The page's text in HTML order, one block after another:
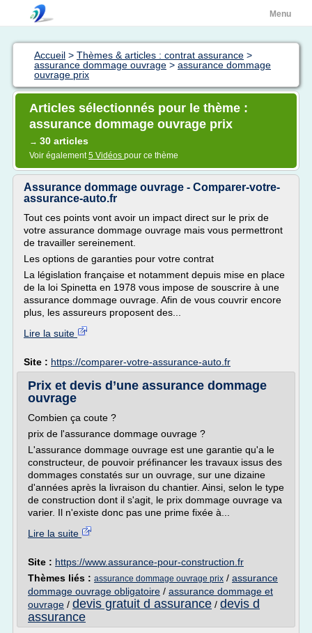
Menu
Accueil > Thèmes & articles : contrat assurance >
assurance dommage ouvrage > assurance dommage
ouvrage prix
Articles sélectionnés pour le thème :
assurance dommage ouvrage prix
→ 30 articles
Voir également5 Vidéos pour ce thème
Assurance dommage ouvrage - Comparer-votre-
assurance-auto.fr
Tout ces points vont avoir un impact direct sur le prix de
votre assurance dommage ouvrage mais vous permettront
de travailler sereinement.
Les options de garanties pour votre contrat
La législation française et notamment depuis mise en place
de la loi Spinetta en 1978 vous impose de souscrire à une
assurance dommage ouvrage. Afin de vous couvrir encore
plus, les assureurs proposent des...
Lire la suite
Site : https://comparer-votre-assurance-auto.fr
Prix et devis d’une assurance dommage
ouvrage
Combien ça coute ?
prix de l'assurance dommage ouvrage ?
L'assurance dommage ouvrage est une garantie qu'a le
constructeur, de pouvoir préfinancer les travaux issus des
dommages constatés sur un ouvrage, sur une dizaine
d'années après la livraison du chantier. Ainsi, selon le type
de construction dont il s'agit, le prix dommage ouvrage va
varier. Il n'existe donc pas une prime fixée à...
Lire la suite
Site : https://www.assurance-pour-construction.fr
Thèmes liés : assurance dommage ouvrage prix / assurance
dommage ouvrage obligatoire / assurance dommage et
ouvrage / devis gratuit d assurance / devis d
assurance